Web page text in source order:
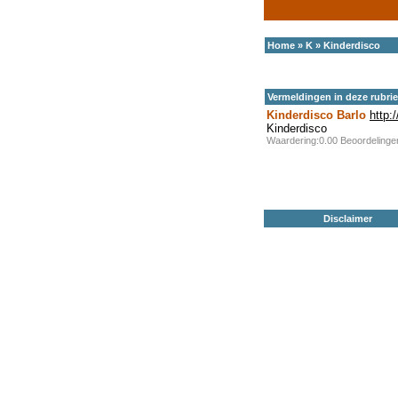
Home » K » Kinderdisco
Vermeldingen in deze
Kinderdisco Barlo
Kinderdisco
Waardering:0.00
Disclaimer